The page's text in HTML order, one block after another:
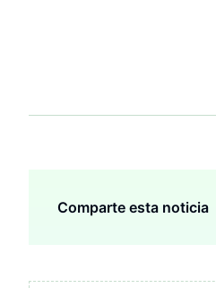
Comparte esta noticia